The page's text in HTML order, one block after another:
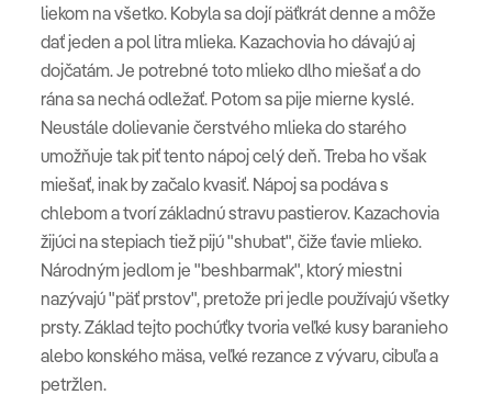
liekom na všetko. Kobyla sa dojí päťkrát denne a môže
dať jeden a pol litra mlieka. Kazachovia ho dávajú aj
dojčatám. Je potrebné toto mlieko dlho miešať a do
rána sa nechá odležať. Potom sa pije mierne kyslé.
Neustále dolievanie čerstvého mlieka do starého
umožňuje tak piť tento nápoj celý deň. Treba ho však
miešať, inak by začalo kvasiť. Nápoj sa podáva s
chlebom a tvorí základnú stravu pastierov. Kazachovia
žijúci na stepiach tiež pijú "shubat", čiže ťavie mlieko.
Národným jedlom je "beshbarmak", ktorý miestni
nazývajú "päť prstov", pretože pri jedle používajú všetky
prsty. Základ tejto pochúťky tvoria veľké kusy baranieho
alebo konského mäsa, veľké rezance z vývaru, cibuľa a
petržlen.